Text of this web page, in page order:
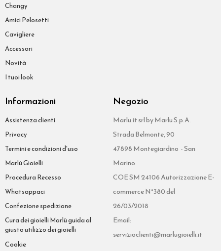
Changy
Amici Pelosetti
Cavigliere
Accessori
Novità
I tuoi look
Informazioni
Assistenza clienti
Privacy
Termini e condizioni d'uso
Marlù Gioielli
Procedura Recesso
Whatsappaci
Confezione spedizione
Cura dei gioielli Marlù guida al
giusto utilizzo dei gioielli
Cookie
Negozio
Marlu.it srl by Marlu S.p.A.
Strada Belmonte, 90
47898 Montegiardino - San
Marino
COE SM 24106 Autorizzazione E-
commerce N°380 del
26/03/2018
Email:
servizioclienti@marlugioielli.it